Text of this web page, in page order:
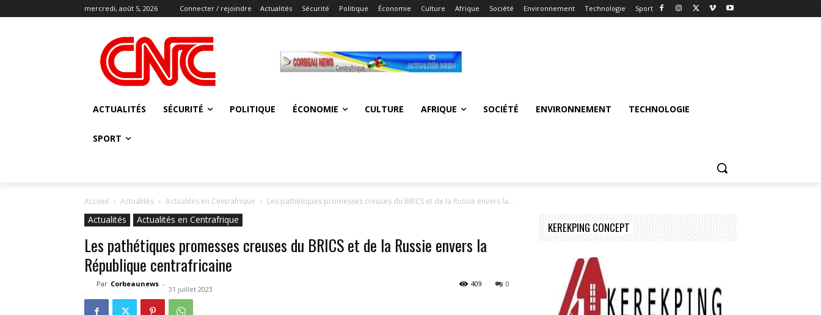
mercredi, août 5, 2026 Connecter / rejoindre Actualités Sécurité Politique Économie Culture Afrique Société Environnement Technologie Sport
ACTUALITÉS SÉCURITÉ POLITIQUE ÉCONOMIE CULTURE AFRIQUE SOCIÉTÉ ENVIRONNEMENT TECHNOLOGIE
SPORT
Accueil Actualités Actualités en Centrafrique Les pathétiques promesses creuses du BRICS et de la Russie envers la...
Actualités Actualités en Centrafrique
Les pathétiques promesses creuses du BRICS et de la Russie envers la
République centrafricaine
Par Corbeaunews -
31 juillet 2023
0
409
KEREKPING CONCEPT